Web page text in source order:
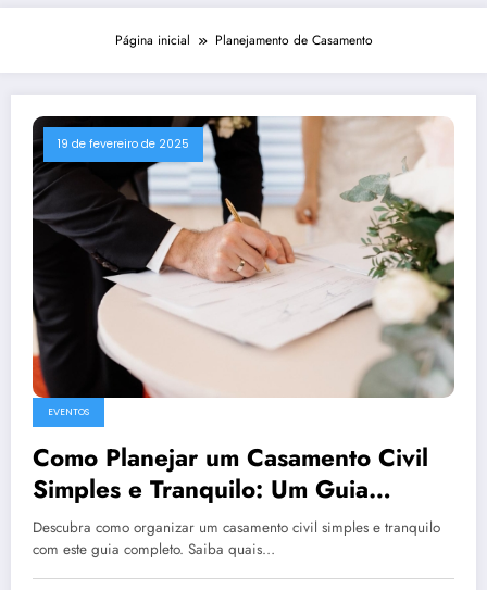
Página inicial Planejamento de Casamento
19 de fevereiro de 2025
EVENTOS
Como Planejar um Casamento Civil
Simples e Tranquilo: Um Guia
Completo
Descubra como organizar um casamento civil simples e tranquilo
com este guia completo. Saiba quais…